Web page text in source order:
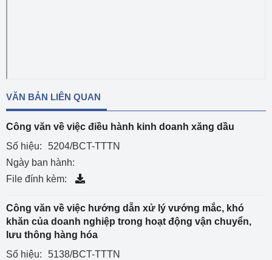
VĂN BẢN LIÊN QUAN
Công văn về việc điều hành kinh doanh xăng dầu
Số hiệu:
5204/BCT-TTTN
Ngày ban hành:
File đính kèm:
Công văn về việc hướng dẫn xử lý vướng mắc, khó
khăn của doanh nghiệp trong hoạt động vận chuyển,
lưu thông hàng hóa
Số hiệu:
5138/BCT-TTTN